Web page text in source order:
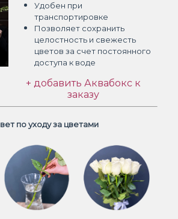
Удобен при
транспортировке
Позволяет сохранить
целостность и свежесть
цветов за счет постоянного
доступа к воде
+ добавить Аквабокс к
заказу
по уходу за цветами